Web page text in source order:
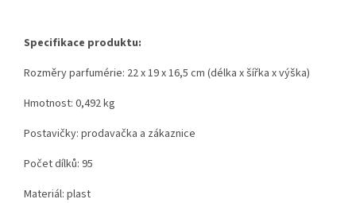
Specifikace produktu:
Rozměry parfumérie: 22 x 19 x 16,5 cm (délka x šířka x výška)
Hmotnost: 0,492 kg
Postavičky: prodavačka a zákaznice
Počet dílků: 95
Materiál: plast